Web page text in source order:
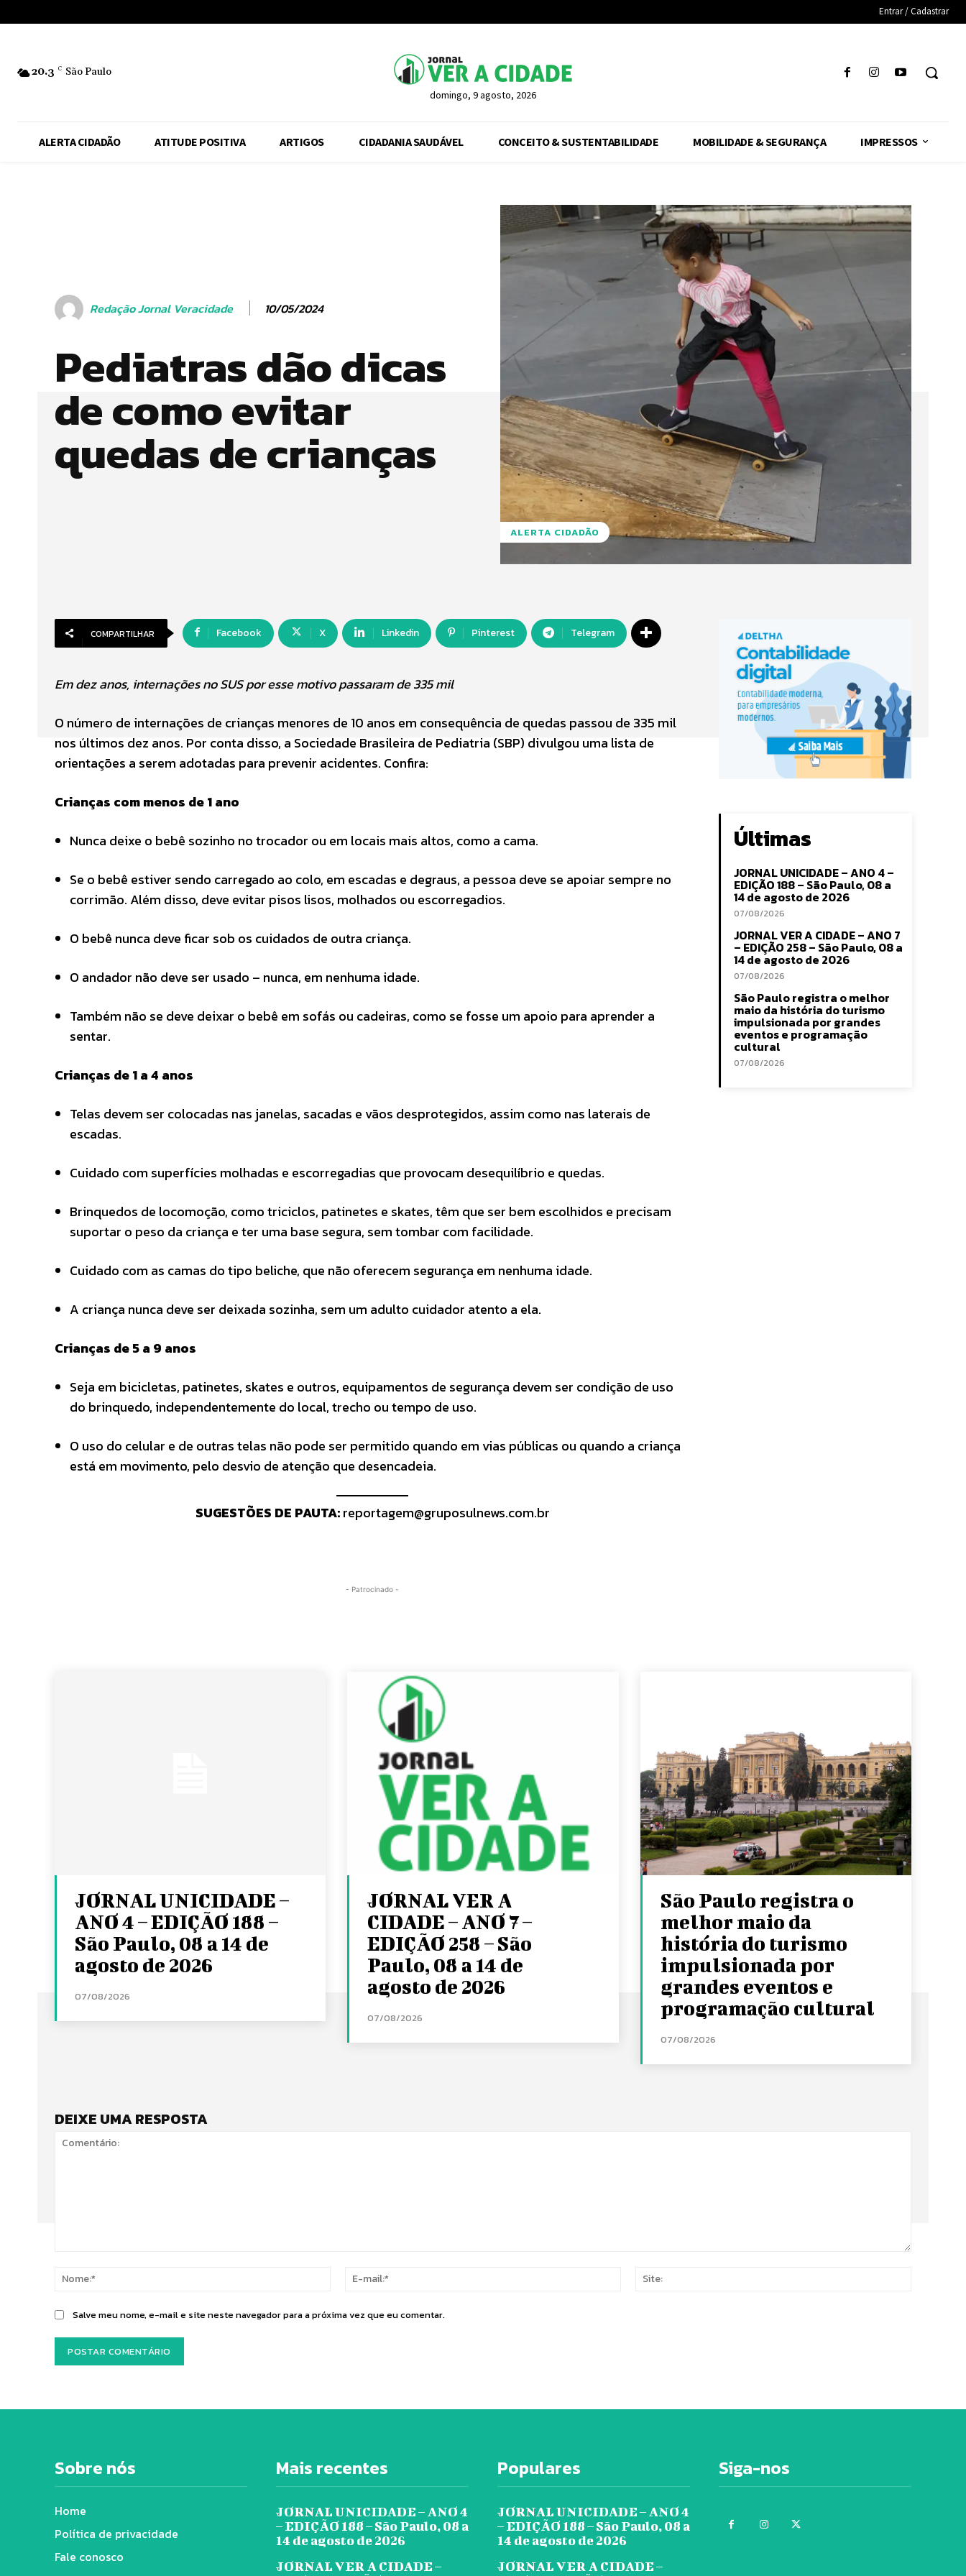
Entrar / Cadastrar
20.3 C São Paulo
domingo, 9 agosto, 2026
ALERTA CIDADÃO ATITUDE POSITIVA ARTIGOS CIDADANIA SAUDÁVEL CONCEITO & SUSTENTABILIDADE MOBILIDADE & SEGURANÇA IMPRESSOS
Redação Jornal Veracidade 10/05/2024
Pediatras dão dicas
de como evitar
quedas de crianças
ALERTA CIDADÃO
COMPARTILHAR Facebook X Linkedin Pinterest Telegram
Em dez anos, internações no SUS por esse motivo passaram de 335 mil
O número de internações de crianças menores de 10 anos em consequência de quedas passou de 335 mil
nos últimos dez anos. Por conta disso, a Sociedade Brasileira de Pediatria (SBP) divulgou uma lista de
orientações a serem adotadas para prevenir acidentes. Confira:
Crianças com menos de 1 ano
Nunca deixe o bebê sozinho no trocador ou em locais mais altos, como a cama.
Se o bebê estiver sendo carregado ao colo, em escadas e degraus, a pessoa deve se apoiar sempre no
corrimão. Além disso, deve evitar pisos lisos, molhados ou escorregadios.
O bebê nunca deve ficar sob os cuidados de outra criança.
O andador não deve ser usado – nunca, em nenhuma idade.
Também não se deve deixar o bebê em sofás ou cadeiras, como se fosse um apoio para aprender a
sentar.
Crianças de 1 a 4 anos
Telas devem ser colocadas nas janelas, sacadas e vãos desprotegidos, assim como nas laterais de
escadas.
Cuidado com superfícies molhadas e escorregadias que provocam desequilíbrio e quedas.
Brinquedos de locomoção, como triciclos, patinetes e skates, têm que ser bem escolhidos e precisam
suportar o peso da criança e ter uma base segura, sem tombar com facilidade.
Cuidado com as camas do tipo beliche, que não oferecem segurança em nenhuma idade.
A criança nunca deve ser deixada sozinha, sem um adulto cuidador atento a ela.
Crianças de 5 a 9 anos
Seja em bicicletas, patinetes, skates e outros, equipamentos de segurança devem ser condição de uso
do brinquedo, independentemente do local, trecho ou tempo de uso.
O uso do celular e de outras telas não pode ser permitido quando em vias públicas ou quando a criança
está em movimento, pelo desvio de atenção que desencadeia.
SUGESTÕES DE PAUTA:reportagem@gruposulnews.com.br
- Patrocinado -
Últimas
JORNAL UNICIDADE – ANO 4 –
EDIÇÃO 188 – São Paulo, 08 a
14 de agosto de 2026
07/08/2026
JORNAL VER A CIDADE – ANO 7
– EDIÇÃO 258 – São Paulo, 08 a
14 de agosto de 2026
07/08/2026
São Paulo registra o melhor
maio da história do turismo
impulsionada por grandes
eventos e programação
cultural
07/08/2026
JORNAL UNICIDADE –
ANO 4 – EDIÇÃO 188 –
São Paulo, 08 a 14 de
agosto de 2026
07/08/2026
JORNAL VER A
CIDADE – ANO 7 –
EDIÇÃO 258 – São
Paulo, 08 a 14 de
agosto de 2026
07/08/2026
São Paulo registra o
melhor maio da
história do turismo
impulsionada por
grandes eventos e
programação cultural
07/08/2026
DEIXE UMA RESPOSTA
Nome:*
Salve meu nome, e-mail e site neste navegador para a próxima vez que eu comentar.
Sobre nós
Home
Política de privacidade
Fale conosco
Mais recentes
JORNAL UNICIDADE – ANO 4
– EDIÇÃO 188 – São Paulo, 08 a
14 de agosto de 2026
JORNAL VER A CIDADE –
Populares
JORNAL UNICIDADE – ANO 4
– EDIÇÃO 188 – São Paulo, 08 a
14 de agosto de 2026
JORNAL VER A CIDADE –
Siga-nos